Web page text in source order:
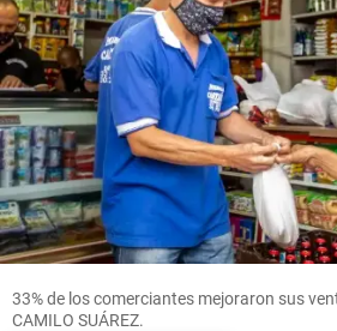
33% de los comerciantes mejoraron sus
CAMILO SUÁREZ.